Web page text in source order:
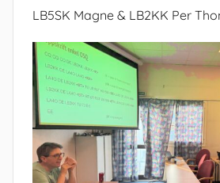
LB5SK Magne & LB2KK Per